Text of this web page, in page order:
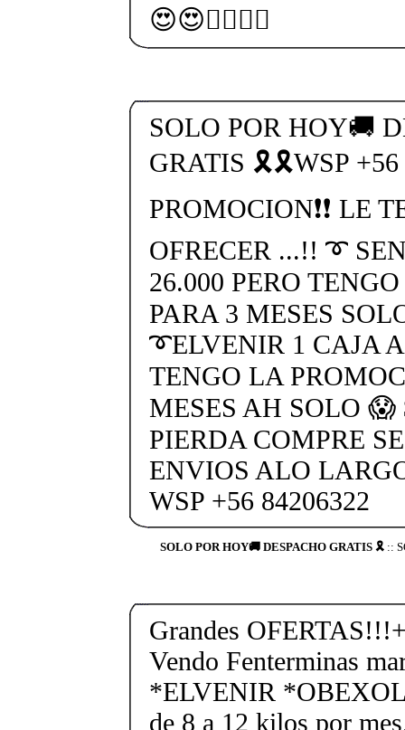
😍😍💁‍♀️💁‍♀️
SOLO POR HOY🚚
GRATIS 🎗🎗WSP +56
PROMOCION❗❗ LE
OFRECER ...!! ➰
26.000 PERO
PARA 3 MESES
➰ELVENIR 1 CAJA
TENGO LA
MESES AH SOLO 😱
PIERDA COMPRE
ENVIOS ALO
WSP +56 84206322
SOLO POR HOY🚚 DESPACHO GRATIS 🎗::
Grandes
Vendo Fenterminas
*ELVENIR
de 8 a 12 kilos por